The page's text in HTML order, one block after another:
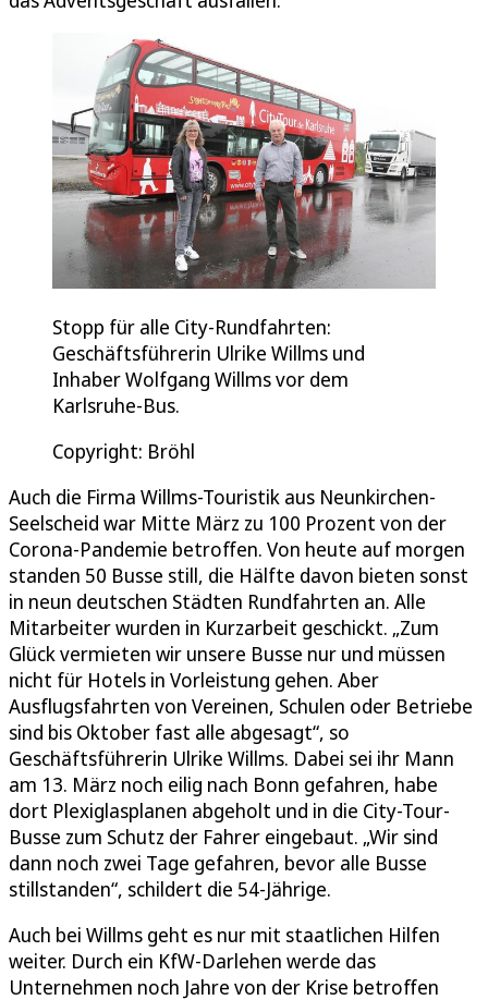
Stopp für alle City-Rundfahrten:
Geschäftsführerin Ulrike Willms und
Inhaber Wolfgang Willms vor dem
Karlsruhe-Bus.
Copyright: Bröhl
Auch die Firma Willms-Touristik aus Neunkirchen-
Seelscheid war Mitte März zu 100 Prozent von der
Corona-Pandemie betroffen. Von heute auf morgen
standen 50 Busse still, die Hälfte davon bieten sonst
in neun deutschen Städten Rundfahrten an. Alle
Mitarbeiter wurden in Kurzarbeit geschickt. „Zum
Glück vermieten wir unsere Busse nur und müssen
nicht für Hotels in Vorleistung gehen. Aber
Ausflugsfahrten von Vereinen, Schulen oder Betriebe
sind bis Oktober fast alle abgesagt“, so
Geschäftsführerin Ulrike Willms. Dabei sei ihr Mann
am 13. März noch eilig nach Bonn gefahren, habe
dort Plexiglasplanen abgeholt und in die City-Tour-
Busse zum Schutz der Fahrer eingebaut. „Wir sind
dann noch zwei Tage gefahren, bevor alle Busse
stillstanden“, schildert die 54-Jährige.
Auch bei Willms geht es nur mit staatlichen Hilfen
weiter. Durch ein KfW-Darlehen werde das
Unternehmen noch Jahre von der Krise betroffen